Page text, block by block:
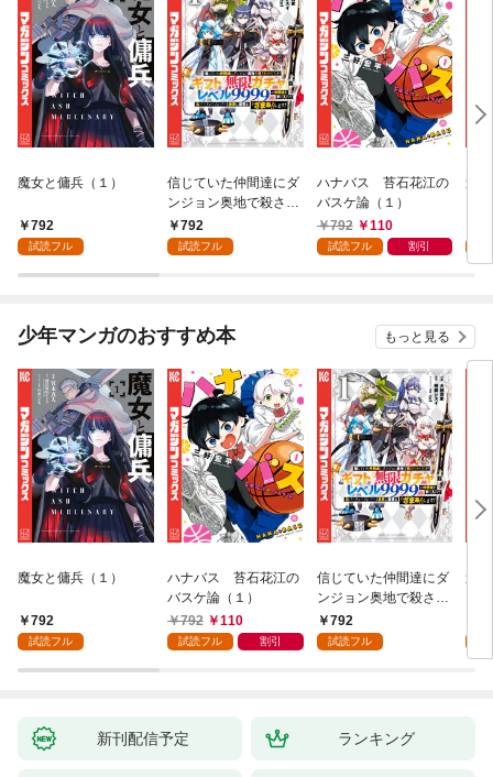
魔女と傭兵（１）
792
試読フル
信じていた仲間達にダ
ンジョン奥地で殺され
かけたがギフト『無限
ガチャ』でレベル９９
『ざまぁ！』します！
（１）
792
試読フル
ハナバス 苔石花江の
バスケ論（１）
792
110
試読フル 割引
追
強
～
（
少年マンガのおすすめ本 もっと見る
魔女と傭兵（１）
792
試読フル
ハナバス 苔石花江の
バスケ論（１）
792
110
試読フル 割引
信じていた仲間達にダ
ンジョン奥地で殺され
かけたがギフト『無限
ガチャ』でレベル９９
（１）
792
試読フル
追
強
～
新刊配信予定 ランキング